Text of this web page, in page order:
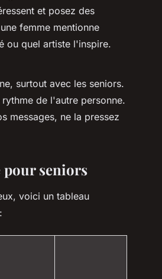
et posez des
femme mentionne
ou quel artiste l'inspire.
surtout avec les seniors.
de l'autre personne.
messages, ne la pressez
pour seniors
voici un tableau